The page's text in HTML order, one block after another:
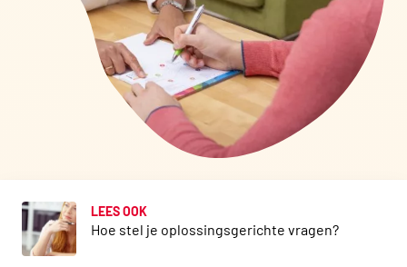
LEES OOK
Hoe stel je oplossingsgerichte vragen?